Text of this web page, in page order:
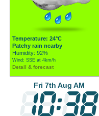
Temperature: 24°C
Patchy rain nearby
Humidity: 92%
Wind: SSE at 4km/h
Detail & forecast
Fri 7th Aug AM